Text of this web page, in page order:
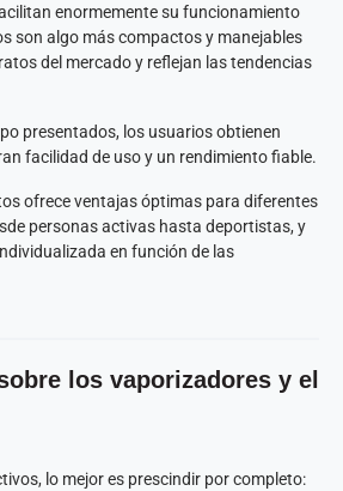
enormemente su funcionamiento
son algo más compactos y manejables
del mercado y reflejan las tendencias
presentados, los usuarios obtienen
facilidad de uso y un rendimiento fiable.
ofrece ventajas óptimas para diferentes
personas activas hasta deportistas, y
en función de las
los vaporizadores y el
lo mejor es prescindir por completo: